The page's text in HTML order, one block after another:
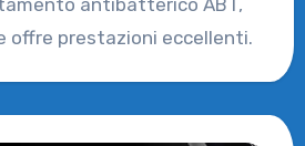
offre prestazioni eccellenti.